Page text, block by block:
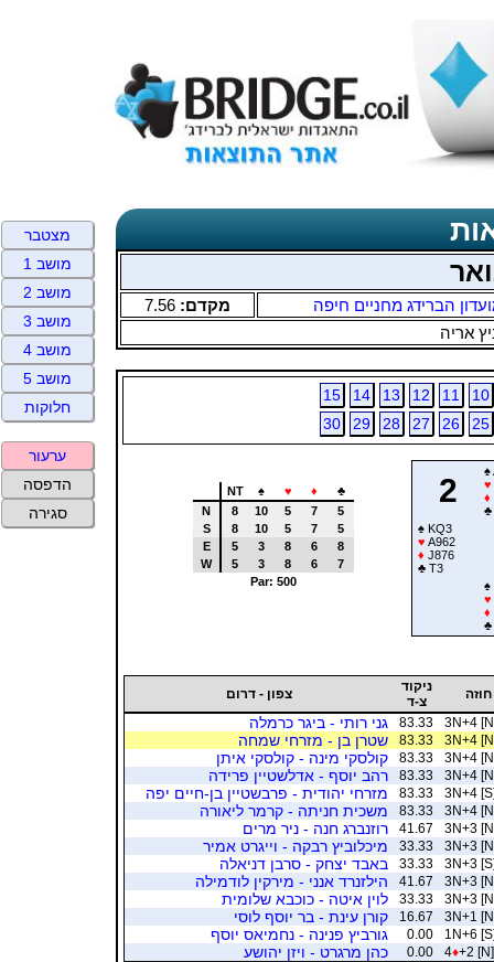
הברידג מחניים חיפה מקדם: 7.56
אריה
10
11
12
13
14
15
25
26
27
28
29
30
2
♠
♥
♦
♣
♠ KQ3
♥ A962
♦ J876
♣ T3
♠
♥
♦
♣
NT ♠ ♥ ♦
♣
N
8 10 5 7
5
S
8 10 5 7
5
E
5 3 8 6
8
W
5 3 8 6
7
Par: 500
חוזה
ניקוד
צ-ד
צפון - דרום
3N+4
83.33 גני רותי - ביגר כרמלה
3N+4
83.33 שטרן בן - מזרחי שמחה
3N+4
83.33 קולסקי מינה - קולסקי איתן
3N+4
83.33 רהב יוסף - אדלשטיין פרידה
3N+4
83.33 מזרחי יהודית - פרבשטיין בן-חיים יפה
3N+4
83.33 משכית חניתה - קרמר ליאורה
3N+3
41.67 רוזנברג חנה - ניר מרים
3N+3
33.33 מיכלוביץ רבקה - וייגרט אמיר
3N+3
33.33 באבד יצחק - סרבן דניאלה
3N+3
41.67 הילזנרד אנני - מירקין לודמילה
3N+3
33.33 לוין איטה - כוכבא שלומית
3N+1
16.67 קורן עינת - בר יוסף לוסי
1N+6
0.00 גורביץ פנינה - נחמיאס יוסף
4♦+2 [N]
0.00 כהן מרגרט - ויזן יהושע
מצטבר
מושב 1
מושב 2
מושב 3
מושב 4
מושב 5
חלוקות
ערעור
הדפסה
סגירה